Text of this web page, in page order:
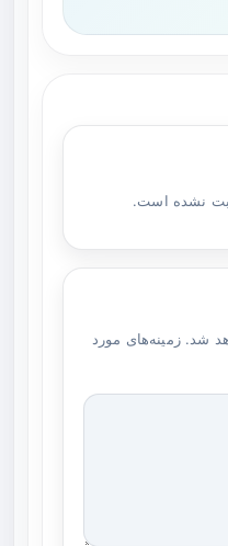
نشده است.
شد. زمینه‌های مورد